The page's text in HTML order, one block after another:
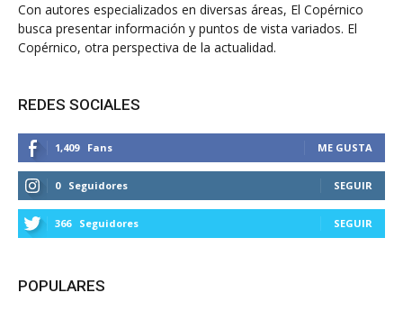
Con autores especializados en diversas áreas, El Copérnico
busca presentar información y puntos de vista variados. El
Copérnico, otra perspectiva de la actualidad.
REDES SOCIALES
1,409 Fans ME GUSTA
0 Seguidores SEGUIR
366 Seguidores SEGUIR
POPULARES